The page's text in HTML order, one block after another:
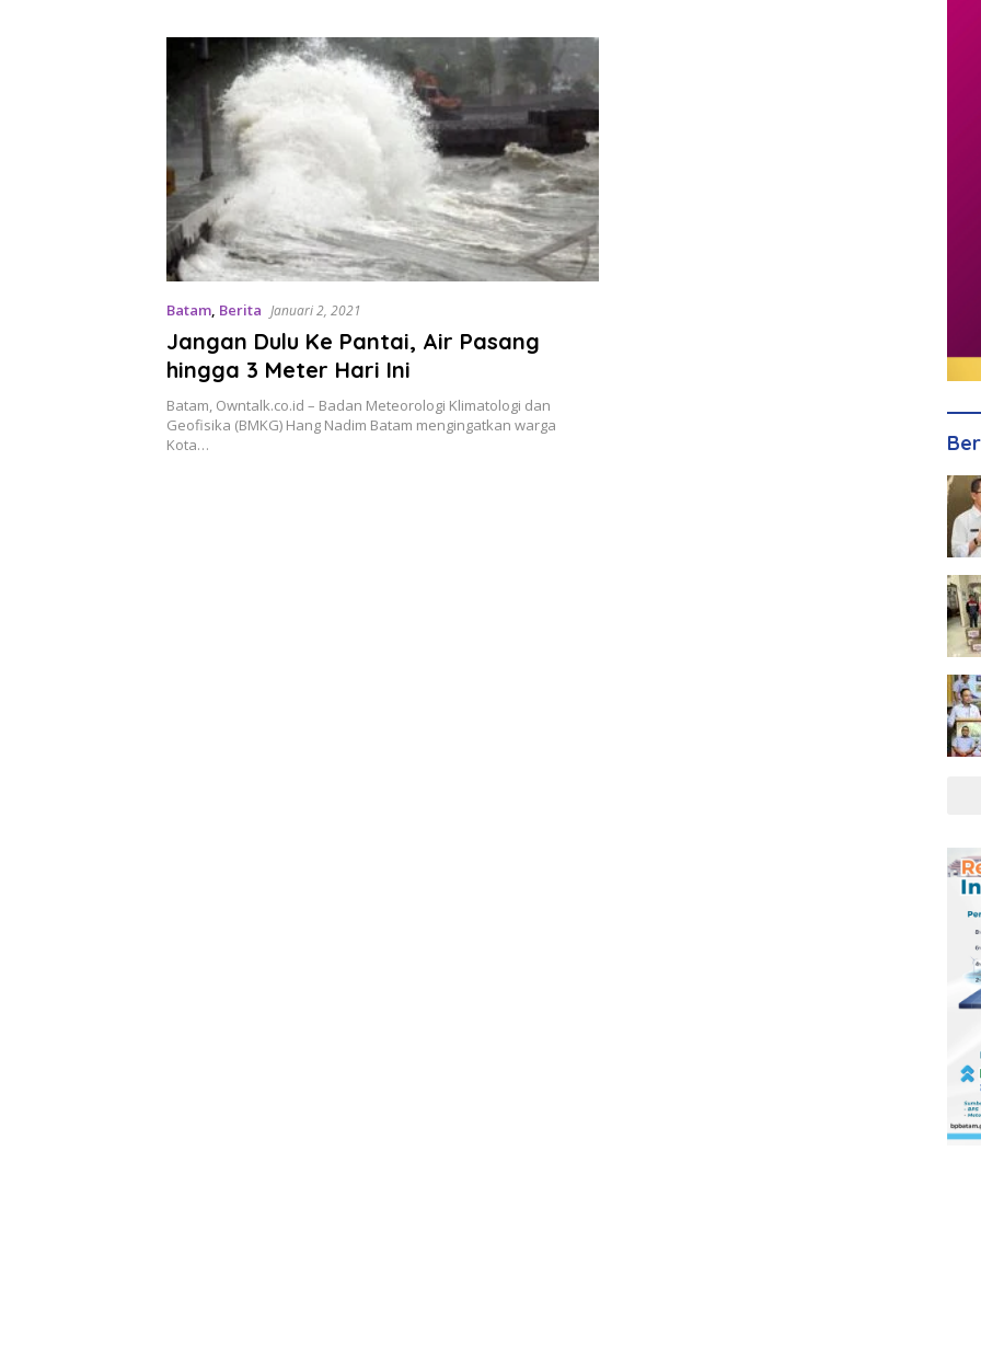
Batam, Berita Januari 2, 2021
Jangan Dulu Ke Pantai, Air Pasang
hingga 3 Meter Hari Ini
Batam, Owntalk.co.id – Badan Meteorologi Klimatologi dan
Geofisika (BMKG) Hang Nadim Batam mengingatkan warga
Kota…